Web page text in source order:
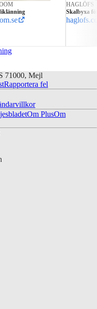
HAGLÖFS
Skalbyxa
71000, Mejl
Rapportera fel
Om PlusOm